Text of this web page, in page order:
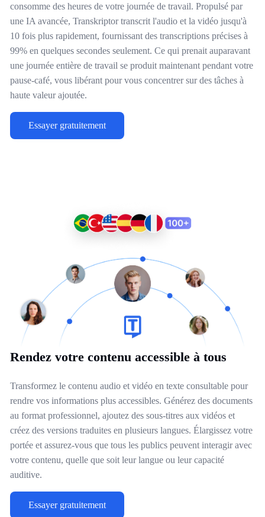
consomme des heures de votre journée de travail. Propulsé par
une IA avancée, Transkriptor transcrit l'audio et la vidéo jusqu'à
10 fois plus rapidement, fournissant des transcriptions précises à
99% en quelques secondes seulement. Ce qui prenait auparavant
une journée entière de travail se produit maintenant pendant votre
pause-café, vous libérant pour vous concentrer sur des tâches à
haute valeur ajoutée.
Essayer gratuitement
Rendez votre contenu accessible à tous
Transformez le contenu audio et vidéo en texte consultable pour
rendre vos informations plus accessibles. Générez des documents
au format professionnel, ajoutez des sous-titres aux vidéos et
créez des versions traduites en plusieurs langues. Élargissez votre
portée et assurez-vous que tous les publics peuvent interagir avec
votre contenu, quelle que soit leur langue ou leur capacité
auditive.
Essayer gratuitement